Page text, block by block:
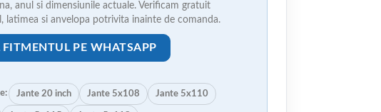
anul si dimensiunile actuale. Verificam gratuit
latimea si anvelopa potrivita inainte de comanda.
FITMENTUL PE WHATSAPP
Jante 20 inch Jante 5x108 Jante 5x110